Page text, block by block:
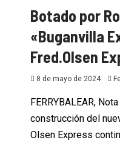
Botado por
«Buganvilla
Fred.Olsen
8 de mayo de 2024
FERRYBALEAR,
construcción del
Olsen Express